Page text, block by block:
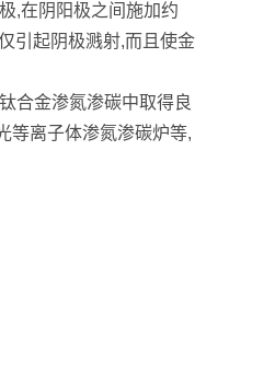
,在阴阳极之间施加约
引起阴极溅射,而且使金
合金渗氮渗碳中取得良
等离子体渗氮渗碳炉等,